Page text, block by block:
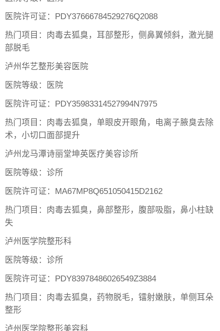
医院许可证：PDY37666784529276Q2088
热门项目：肉毒去狐臭，耳部整形，侧鼻翼倾斜，激光腿
部脱毛
泸州华艺整形美容医院
医院等级：医院
医院许可证：PDY35983314527994N7975
热门项目：肉毒去狐臭，单眼皮开眼角，电离子腋臭去除
术，小切口面部提升
泸州龙马潭诗丽堂坤英医疗美容诊所
医院等级：诊所
医院许可证：MA67MP8Q651050415D2162
热门项目：肉毒去狐臭，鼻部整形，腹部吸脂，鼻小柱缺
失
泸州医学院整形科
医院等级：诊所
医院许可证：PDY83978486026549Z3884
热门项目：肉毒去狐臭，药物脱毛，镭射嫩肤，单侧耳朵
整形
泸州医学院整形美容科